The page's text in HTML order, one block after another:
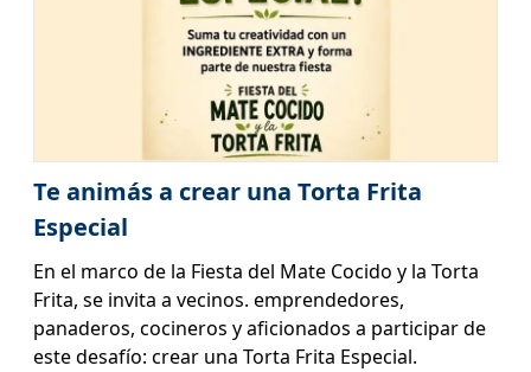
Te animás a crear una Torta Frita
Especial
En el marco de la Fiesta del Mate Cocido y la Torta
Frita, se invita a vecinos. emprendedores,
panaderos, cocineros y aficionados a participar de
este desafío: crear una Torta Frita Especial.